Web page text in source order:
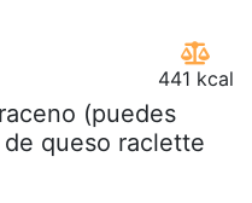
441 kcal
(puedes
queso raclette